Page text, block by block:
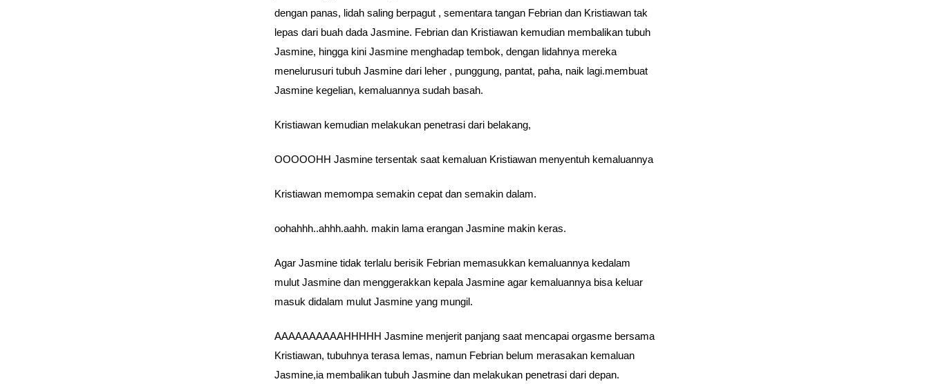
dengan panas, lidah saling berpagut , sementara tangan Febrian dan Kristiawan tak
lepas dari buah dada Jasmine. Febrian dan Kristiawan kemudian membalikan tubuh
Jasmine, hingga kini Jasmine menghadap tembok, dengan lidahnya mereka
menelurusuri tubuh Jasmine dari leher , punggung, pantat, paha, naik lagi.membuat
Jasmine kegelian, kemaluannya sudah basah.
Kristiawan kemudian melakukan penetrasi dari belakang,
OOOOOHH Jasmine tersentak saat kemaluan Kristiawan menyentuh kemaluannya
Kristiawan memompa semakin cepat dan semakin dalam.
oohahhh..ahhh.aahh. makin lama erangan Jasmine makin keras.
Agar Jasmine tidak terlalu berisik Febrian memasukkan kemaluannya kedalam
mulut Jasmine dan menggerakkan kepala Jasmine agar kemaluannya bisa keluar
masuk didalam mulut Jasmine yang mungil.
AAAAAAAAAAHHHHH Jasmine menjerit panjang saat mencapai orgasme bersama
Kristiawan, tubuhnya terasa lemas, namun Febrian belum merasakan kemaluan
Jasmine,ia membalikan tubuh Jasmine dan melakukan penetrasi dari depan.